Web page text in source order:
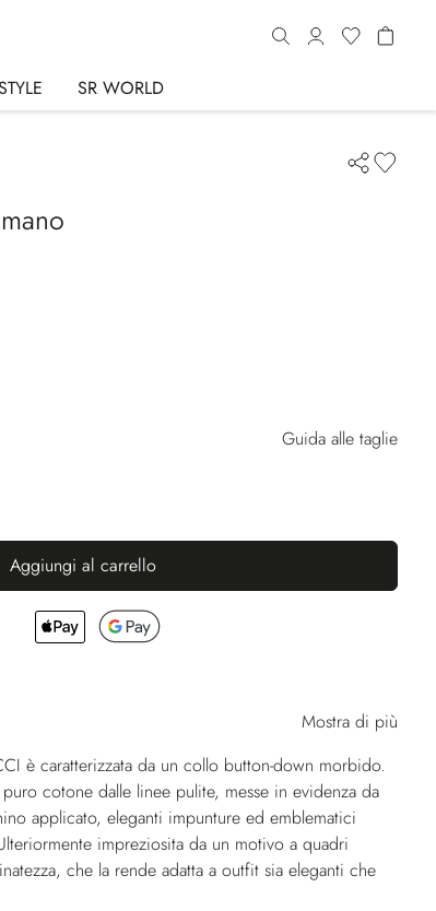
SR WORLD
Guida alle taglie
Aggiungi al carrello
Mostra di più
è caratterizzata da un collo button-down morbido.
cotone dalle linee pulite, messe in evidenza da
applicato, eleganti impunture ed emblematici
impreziosita da un motivo a quadri
che la rende adatta a outfit sia eleganti che